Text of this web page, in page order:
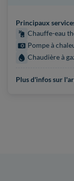
Principaux
Chauffe-eau
Pompe à
Chaudière à
Plus d'infos sur